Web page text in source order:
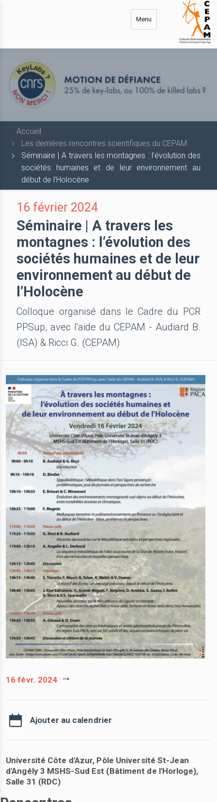
Menu
Accueil
Les dernières rencontres scientifiques du CEPAM
Séminaire | A travers les montagnes : l’évolution des
sociétés humaines et de leur environnement au
début de l’Holocène
16 février 2024
Séminaire | A travers les
montagnes : l’évolution des
sociétés humaines et de leur
environnement au début de
l’Holocène
Colloque organisé dans le Cadre du PCR
PPSup, avec l'aide du CEPAM - Audiard B.
(ISA) & Ricci G. (СЕРАМ)
16 févr. 2024
Ajouter au calendrier
Université Côte d'Azur, Pôle Université St-Jean
d'Angély 3 MSHS-Sud Est (Bâtiment de l'Horloge),
Salle 31 (RDC)